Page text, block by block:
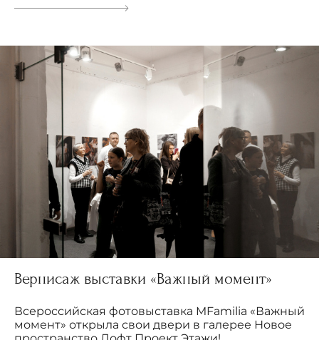
Вернисаж выставки «Важный момент»
Всероссийская фотовыставка MFamilia «Важный
момент» открыла свои двери в галерее Новое